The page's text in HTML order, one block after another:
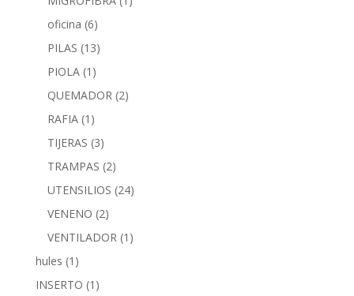
oficina (6)
PILAS (13)
PIOLA (1)
QUEMADOR (2)
RAFIA (1)
TIJERAS (3)
TRAMPAS (2)
UTENSILIOS (24)
VENENO (2)
VENTILADOR (1)
hules (1)
INSERTO (1)